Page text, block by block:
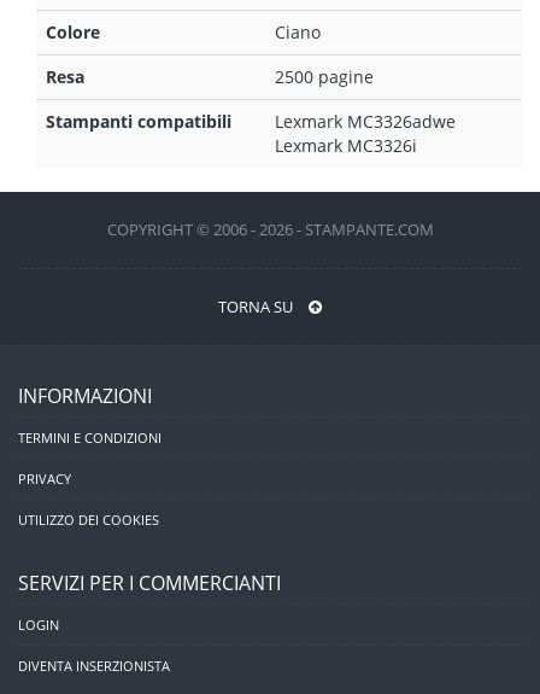
Colore
Ciano
Resa
2500 pagine
Stampanti compatibili
Lexmark MC3326adwe
Lexmark MC3326i
COPYRIGHT © 2006 - 2026 - STAMPANTE.COM
TORNA SU
INFORMAZIONI
TERMINI E CONDIZIONI
PRIVACY
UTILIZZO DEI COOKIES
SERVIZI PER I COMMERCIANTI
LOGIN
DIVENTA INSERZIONISTA